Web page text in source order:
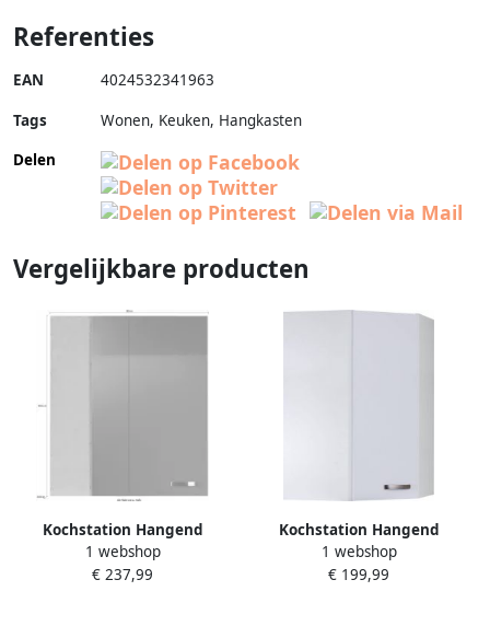
Referenties
EAN 4024532341963
Tags
Wonen, Keuken, Hangkasten
Delen
Vergelijkbare producten
Kochstation Hangend
hoekkastje KS-Cara
1 webshop
€ 237,99
Kochstation Hangend
hoekkastje KS-Cara
1 webshop
€ 199,99